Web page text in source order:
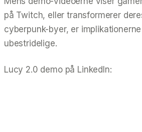
på Twitch, eller transformerer
cyberpunk-byer, er
ubestridelige.
Lucy 2.0 demo på LinkedIn: